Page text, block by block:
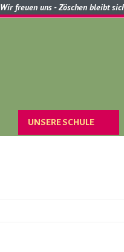
Wir freuen uns - Zöschen bleibt
UNSERE SCHULE